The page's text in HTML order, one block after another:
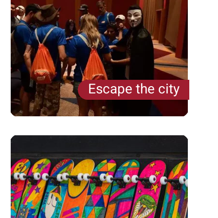
Escape the city
פורמט Escape the city מציע משחק בריחה אורבני
להמונים – לחברות וארגונים שרוצים לקחת את